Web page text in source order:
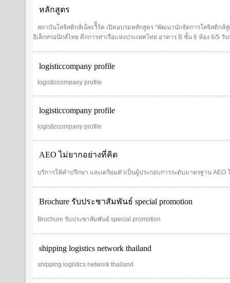
หลักสูตร
สถาบันโลจิสติกส์เน็ทเวิิิร์ค เปิดอบรมหลักสูตร "พัฒนานักจัดการโลจิสติก
อิเล็กทรอนิกส์ไทย ตึกการท่าเรือแห่งประเทศไทย อาคาร B ชั้น 6 ห้อง 6/5
logisticcompany profile
logisticcompany profile
logisticcompany profile
logisticcompany profile
AEO ไม่ยากอย่างที่คิด
บริการให้คำปรึกษา และเตรียมตัวเป็นผู้ประกอบการระดับมาตรฐาน
Brochure รับประชาสัมพันธ์ special promotion
Brochure รับประชาสัมพันธ์ special promotion
shipping logistics network thailand
shipping logistics network thailand